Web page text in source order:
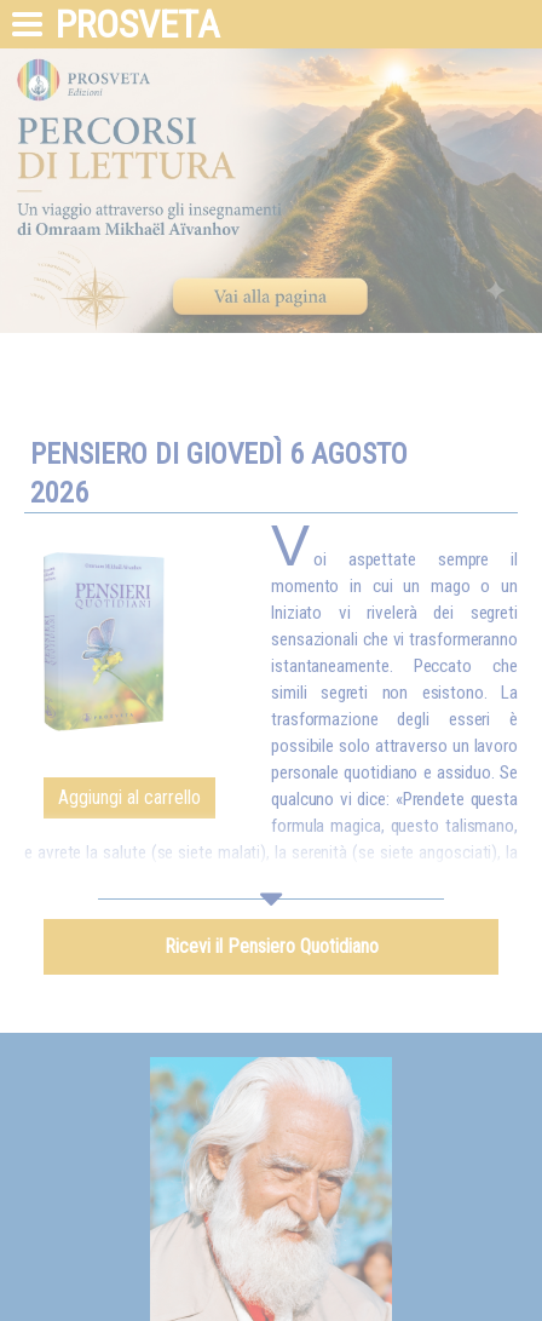
PROSVETA
PENSIERO DI GIOVEDÌ 6 AGOSTO
2026
Aggiungi al carrello
Voi aspettate sempre il
momento in cui un mago o un
Iniziato vi rivelerà dei segreti
sensazionali che vi trasformeranno
istantaneamente. Peccato che
simili segreti non esistono. La
trasformazione degli esseri è
possibile solo attraverso un lavoro
personale quotidiano e assiduo. Se
qualcuno vi dice: «Prendete questa
formula magica, questo talismano,
e avrete la salute (se siete malati), la serenità (se siete angosciati), la
che ha interesse a ingannarvi. Invece, un vero Iniziato vi dirà: «Figli miei,
tutto è possibile, ma solo se fate degli sforzi. A quel punto, ciò che
avrete ottenuto sarà talmente stabile che nessuno potrà togliervelo». E
può mai essere definitivo. Poco tempo dopo, si perde tutto ciò che si
credeva di possedere, poiché non lo si è ottenuto dall'interno grazie a
Omraam Mikhaël Aïvanhov
Che cos'è un Maestro spirituale?, capitolo I
Ricevi il Pensiero Quotidiano